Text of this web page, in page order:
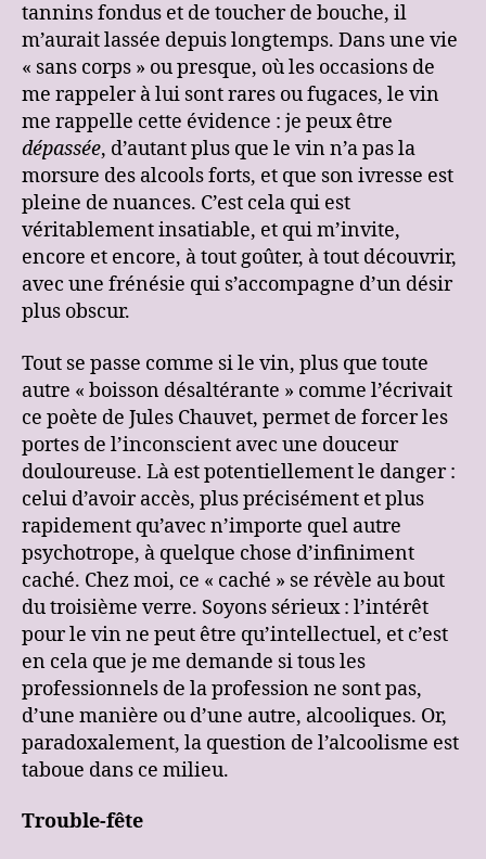
tannins fondus et de toucher de bouche, il
m’aurait lassée depuis longtemps. Dans une vie
« sans corps » ou presque, où les occasions de
me rappeler à lui sont rares ou fugaces, le vin
me rappelle cette évidence : je peux être
dépassée, d’autant plus que le vin n’a pas la
morsure des alcools forts, et que son ivresse est
pleine de nuances. C’est cela qui est
véritablement insatiable, et qui m’invite,
encore et encore, à tout goûter, à tout découvrir,
avec une frénésie qui s’accompagne d’un désir
plus obscur.
Tout se passe comme si le vin, plus que toute
autre « boisson désaltérante » comme l’écrivait
ce poète de Jules Chauvet, permet de forcer les
portes de l’inconscient avec une douceur
douloureuse. Là est potentiellement le danger :
celui d’avoir accès, plus précisément et plus
rapidement qu’avec n’importe quel autre
psychotrope, à quelque chose d’infiniment
caché. Chez moi, ce « caché » se révèle au bout
du troisième verre. Soyons sérieux : l’intérêt
pour le vin ne peut être qu’intellectuel, et c’est
en cela que je me demande si tous les
professionnels de la profession ne sont pas,
d’une manière ou d’une autre, alcooliques. Or,
paradoxalement, la question de l’alcoolisme est
taboue dans ce milieu.
Trouble-fête